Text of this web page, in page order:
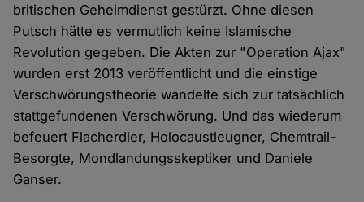
britischen Geheimdienst gestürzt. Ohne diesen
Putsch hätte es vermutlich keine Islamische
Revolution gegeben. Die Akten zur "Operation Ajax"
wurden erst 2013 veröffentlicht und die einstige
Verschwörungstheorie wandelte sich zur tatsächlich
stattgefundenen Verschwörung. Und das wiederum
befeuert Flacherdler, Holocaustleugner, Chemtrail-
Besorgte, Mondlandungsskeptiker und Daniele
Ganser.